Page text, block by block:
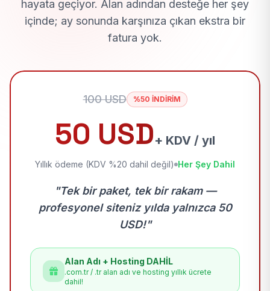
hayata geçiyor. Alan adından desteğe her şey
içinde; ay sonunda karşınıza çıkan ekstra bir
fatura yok.
100 USD %50 İNDİRİM
50 USD+ KDV / yıl
Yıllık ödeme (KDV %20 dahil değil) Her Şey Dahil
"Tek bir paket, tek bir rakam —
profesyonel siteniz yılda yalnızca 50
USD!"
Alan Adı + Hosting DAHİL
.com.tr / .tr alan adı ve hosting yıllık ücrete
dahil!